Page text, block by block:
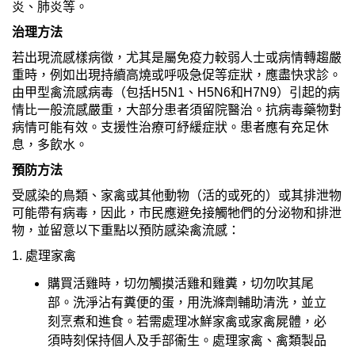
炎、肺炎等。
治理方法
若出現流感樣病徵，尤其是屬免疫力較弱人士或病情轉趨嚴
重時，例如出現持續高燒或呼吸急促等症狀，應盡快求診。
由甲型禽流感病毒（包括H5N1、H5N6和H7N9）引起的病
情比一般流感嚴重，大部分患者須留院醫治。抗病毒藥物對
病情可能有效。支援性治療可紓緩症狀。患者應有充足休
息，多飲水。
預防方法
受感染的鳥類、家禽或其他動物（活的或死的）或其排泄物
可能帶有病毒，因此，市民應避免接觸牠們的分泌物和排泄
物，並留意以下重點以預防感染禽流感：
1. 處理家禽
購買活雞時，切勿觸摸活雞和雞糞，切勿吹其尾
部。洗淨沾有糞便的蛋，用洗滌劑輔助清洗，並立
刻烹煮和進食。若需處理冰鮮家禽或家禽屍體，必
須時刻保持個人及手部衞生。處理家禽、禽類製品